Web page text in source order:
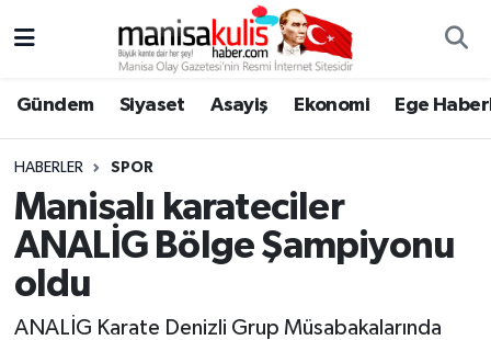
Gündem Siyaset Asayiş Ekonomi Ege
HABERLER SPOR
Manisalı karateciler
ANALİG Bölge Şampiyonu
oldu
ANALİG Karate Denizli Grup Müsabakalarında
Ege Haberleri
Ekonomi
Genel
Yunusemre Hava Durumu
Yunusemre Trafik Yoğunluk Haritası
Süper Lig Puan Durumu ve Fikstür